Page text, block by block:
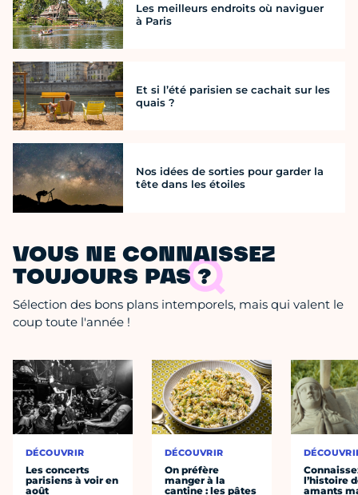
Les meilleurs endroits où naviguer
à Paris
Et si l’été parisien se cachait sur les
quais ?
Nos idées de sorties pour garder la
tête dans les étoiles
VOUS NE CONNAISSEZ
TOUJOURS PAS ?
Sélection des bons plans intemporels, mais qui valent le
coup toute l'année !
DÉCOUVRIR
Les concerts
parisiens à voir en
août
DÉCOUVRIR
On préfère
manger à la
cantine : les pâtes
l’histoire
amants